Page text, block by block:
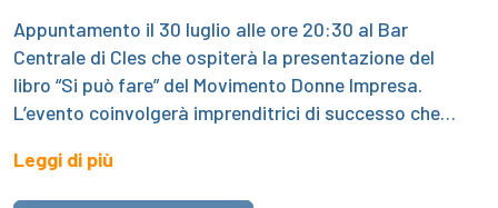
Appuntamento il 30 luglio alle ore 20:30 al Bar
Centrale di Cles che ospiterà la presentazione del
libro “Si può fare” del Movimento Donne Impresa.
L’evento coinvolgerà imprenditrici di successo che…
Leggi di più